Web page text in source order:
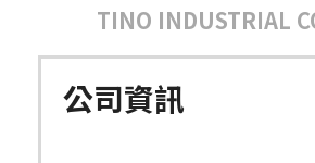
TINO INDUSTRIAL
公司資訊